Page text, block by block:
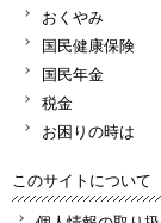
おくやみ
国民健康保険
国民年金
税金
お困りの時は
このサイトについて